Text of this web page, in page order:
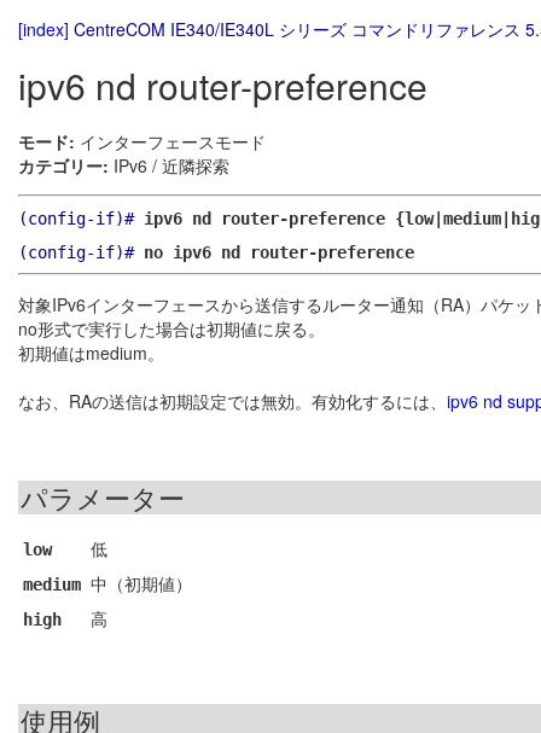
[index] CentreCOM IE340/IE340L シリーズ コマンドリファレンス
ipv6 nd router-preference
モード: インターフェースモード
カテゴリー: IPv6 / 近隣探索
(config-if)# ipv6 nd router-preference
(config-if)# no ipv6 nd router-preference
対象IPv6インターフェースから送信するルーター通知（RA）パケ
no形式で実行した場合は初期値に戻る。
初期値はmedium。
なお、RAの送信は初期設定では無効。有効化するには、 ipv6 nd
パラメーター
low 低
medium 中（初期値）
high 高
使用例